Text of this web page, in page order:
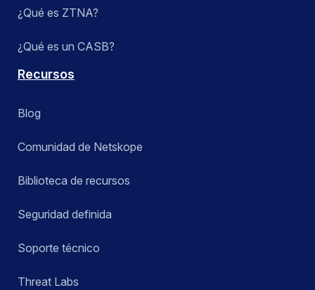
¿Qué es ZTNA?
¿Qué es un CASB?
Recursos
Blog
Comunidad de Netskope
Biblioteca de recursos
Seguridad definida
Soporte técnico
Threat Labs